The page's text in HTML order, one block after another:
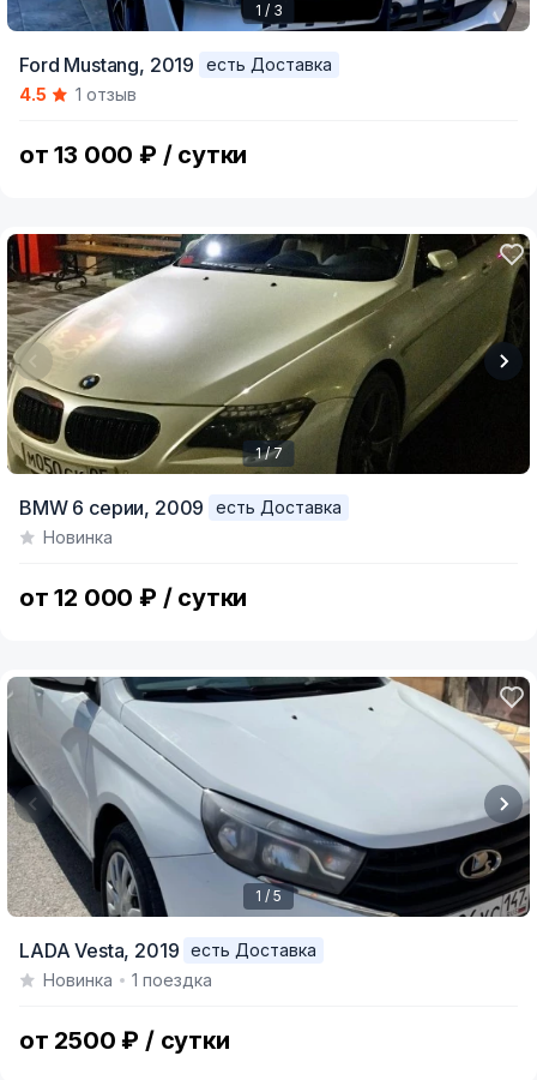
of
1 / 3
Ford Mustang, 2019
есть Доставка
4.5
1 отзыв
от 13 000 ₽ / сутки
of
1 / 7
BMW 6 серии, 2009
есть Доставка
Новинка
от 12 000 ₽ / сутки
of
1 / 5
LADA Vesta, 2019
есть Доставка
Новинка
1 поездка
от 2500 ₽ / сутки